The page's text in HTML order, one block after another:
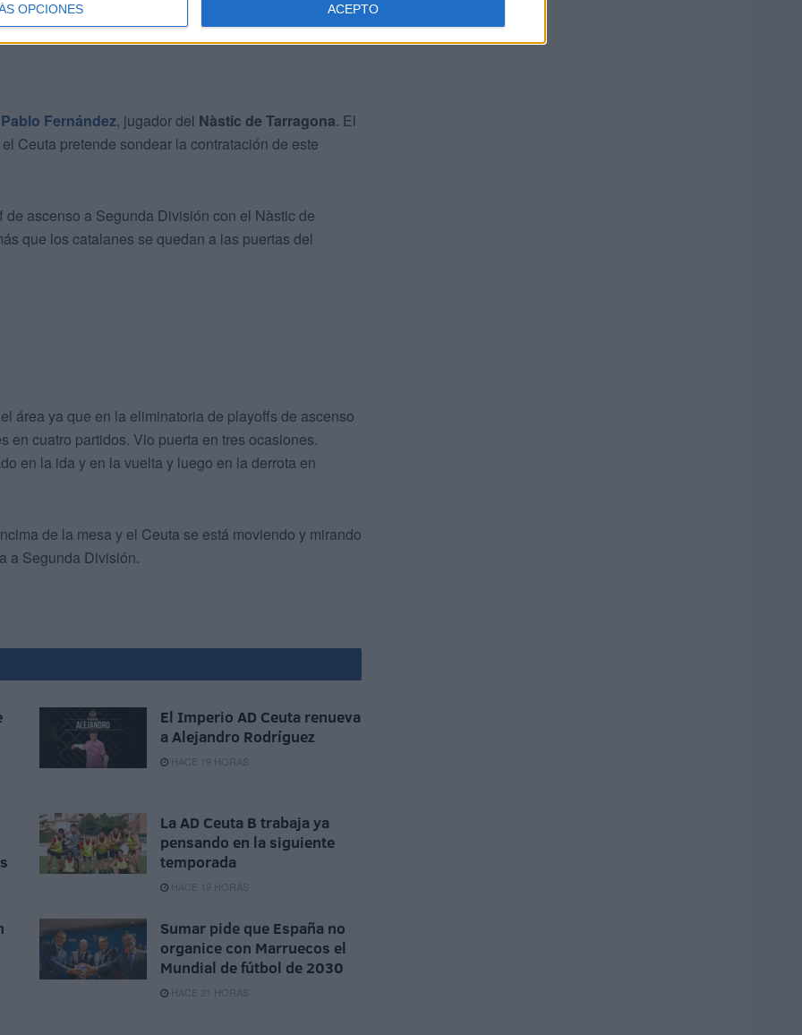
OPCIONES ACEPTO
Pablo Fernández, jugador del Nàstic de Tarragona. El
Ceuta pretende sondear la contratación de este
de ascenso a Segunda División con el Nàstic de
que los catalanes se quedan a las puertas del
área ya que en la eliminatoria de playoffs de ascenso
en cuatro partidos. Vio puerta en tres ocasiones.
en la ida y en la vuelta y luego en la derrota en
de la mesa y el Ceuta se está moviendo y mirando
a Segunda División.
El Imperio AD Ceuta renueva
a Alejandro Rodríguez
HACE 19 HORAS
La AD Ceuta B trabaja ya
pensando en la siguiente
temporada
HACE 19 HORAS
Sumar pide que España no
organice con Marruecos el
Mundial de fútbol de 2030
HACE 21 HORAS